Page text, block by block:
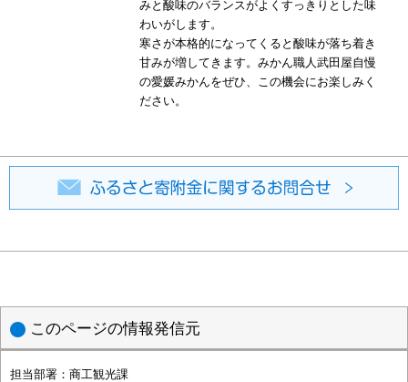
みと酸味のバランスがよくすっきりとした味
わいがします。
寒さが本格的になってくると酸味が落ち着き
甘みが増してきます。みかん職人武田屋自慢
の愛媛みかんをぜひ、この機会にお楽しみく
ださい。
このページの情報発信元
担当部署： 商工観光課